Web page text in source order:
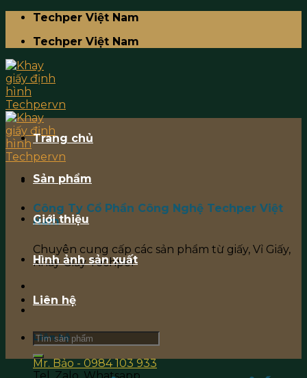
Skip
content
Techper Việt Nam
Techper Việt Nam
Công Ty Cổ Phần Công Nghệ Techper Việt
Nam
Chuyên cung cấp các sản phẩm từ giấy, Vỉ Giấy,
Khay Giấy Techper
Liên hệ
Mr. Bảo - 0984 103 933
Trang chủ
Sản phẩm
Giới thiệu
Hình ảnh sản xuất
Liên hệ
Search
for: